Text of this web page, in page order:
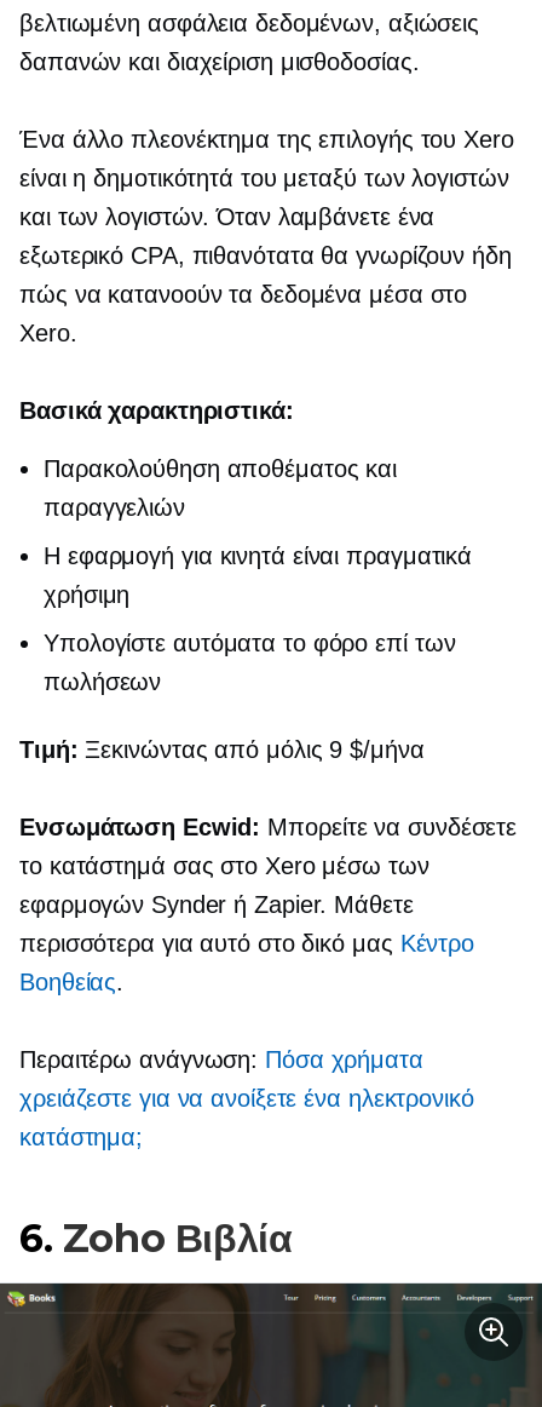
βελτιωμένη ασφάλεια δεδομένων, αξιώσεις
δαπανών και διαχείριση μισθοδοσίας.
Ένα άλλο πλεονέκτημα της επιλογής του Xero
είναι η δημοτικότητά του μεταξύ των λογιστών
και των λογιστών. Όταν λαμβάνετε ένα
εξωτερικό CPA, πιθανότατα θα γνωρίζουν ήδη
πώς να κατανοούν τα δεδομένα μέσα στο
Xero.
Βασικά χαρακτηριστικά:
Παρακολούθηση αποθέματος και
παραγγελιών
Η εφαρμογή για κινητά είναι πραγματικά
χρήσιμη
Υπολογίστε αυτόματα το φόρο επί των
πωλήσεων
Τιμή: Ξεκινώντας από μόλις 9 $/μήνα
Ενσωμάτωση Ecwid: Μπορείτε να συνδέσετε
το κατάστημά σας στο Xero μέσω των
εφαρμογών Synder ή Zapier. Μάθετε
περισσότερα για αυτό στο δικό μας Κέντρο
Bοηθείας.
Περαιτέρω ανάγνωση: Πόσα χρήματα
χρειάζεστε για να ανοίξετε ένα ηλεκτρονικό
κατάστημα;
6. Zoho Βιβλία